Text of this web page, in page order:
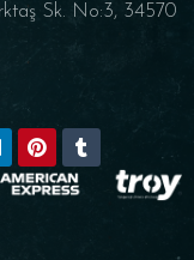
Sk. No:3, 34570